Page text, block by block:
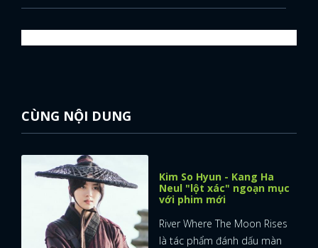
CÙNG NỘI DUNG
Kim So Hyun - Kang Ha
Neul "lột xác" ngoạn mục
với phim mới
River Where The Moon Rises
là tác phẩm đánh dấu màn